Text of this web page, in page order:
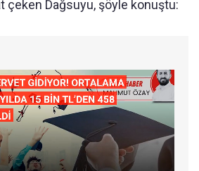
çeken Dağsuyu, şöyle konuştu: